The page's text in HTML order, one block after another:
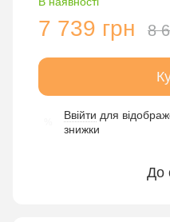
7 739 грн 8
Ввійти для
знижки
До